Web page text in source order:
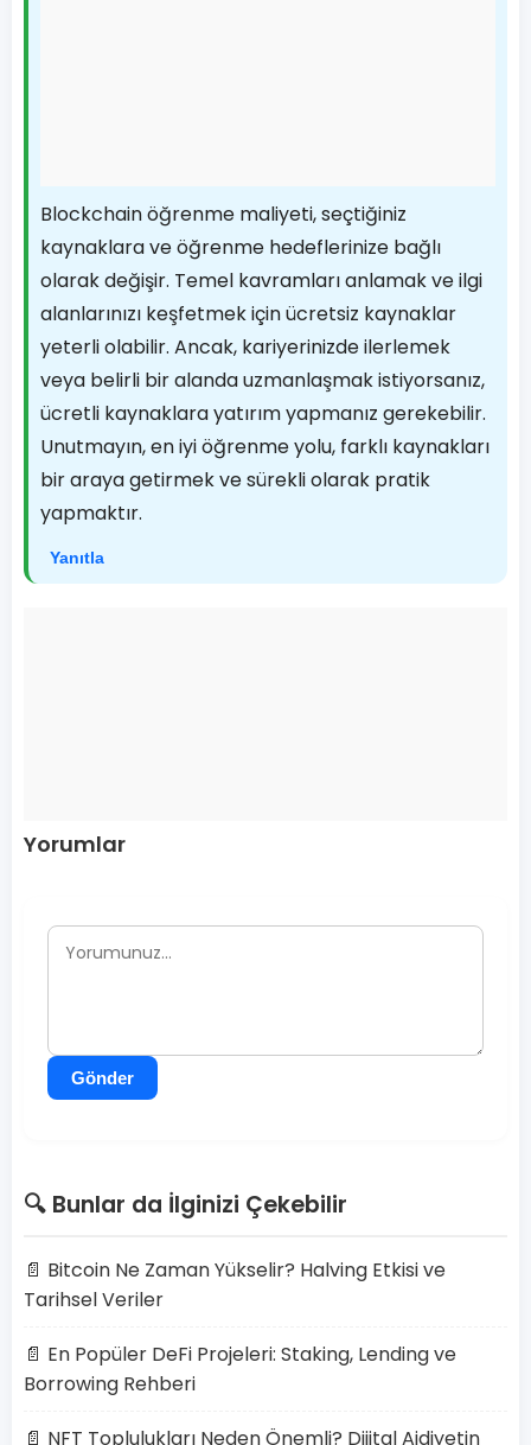
Blockchain öğrenme maliyeti, seçtiğiniz
kaynaklara ve öğrenme hedeflerinize bağlı
olarak değişir. Temel kavramları anlamak ve ilgi
alanlarınızı keşfetmek için ücretsiz kaynaklar
yeterli olabilir. Ancak, kariyerinizde ilerlemek
veya belirli bir alanda uzmanlaşmak istiyorsanız,
ücretli kaynaklara yatırım yapmanız gerekebilir.
Unutmayın, en iyi öğrenme yolu, farklı kaynakları
bir araya getirmek ve sürekli olarak pratik
yapmaktır.
Yanıtla
Yorumlar
Gönder
🔍 Bunlar da İlginizi Çekebilir
📄 Bitcoin Ne Zaman Yükselir? Halving Etkisi ve
Tarihsel Veriler
📄 En Popüler DeFi Projeleri: Staking, Lending ve
Borrowing Rehberi
📄 NFT Toplulukları Neden Önemli? Dijital Aidiyetin